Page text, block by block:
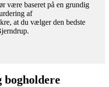
være baseret på en grundig
af
at du vælger den bedste
bogholdere